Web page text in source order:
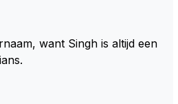
want Singh is altijd een